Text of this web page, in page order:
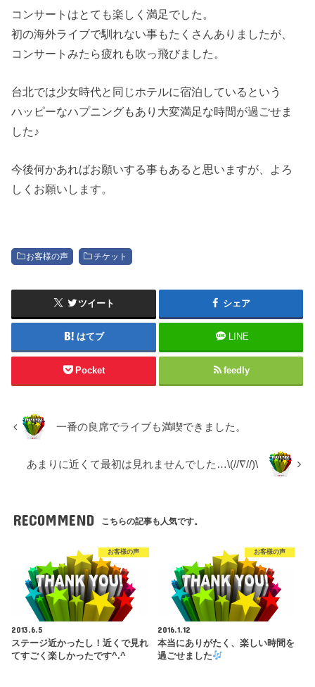
コンサートはとても楽しく満足でした。
初の海外ライブで馴れない事もたくさんありましたが、
コンサートみたら疲れも吹っ飛びました。
台北では少女時代と同じホテルに宿泊しているという
ハッピーなハプニングもあり大変満足な時間が過ごせま
した♪
今後何かあればお願いする事もあると思いますが、よろ
しくお願いします。
お客様の声 チケット
ツイート シェア
はてブ LINE
Pocket feedly
一番の良席でライブも満喫できました。
あまりに近くて最初は見れませんでした…\(//∇//)\
RECOMMEND こちらの記事も人気です。
お客様の声
2013.6.5
ステージ近かったし！近くで見れ
てすごく楽しかったです^.^
お客様の声
2016.1.12
本当にありがたく、楽しい時間を
過ごせました